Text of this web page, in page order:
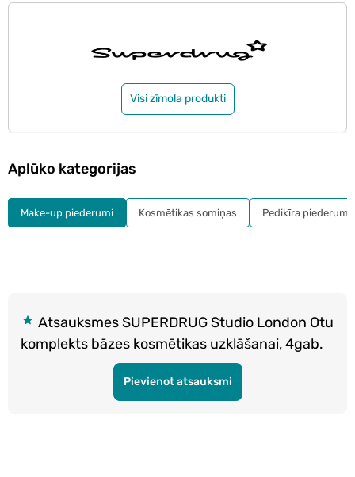
Visi zīmola produkti
Atsauksmes SUPERDRUG Studio London Otu
komplekts bāzes kosmētikas uzklāšanai, 4gab.
Pievienot atsauksmi
Aplūko kategorijas
Make-up piederumi Kosmētikas somiņas Pedikīra piederumi